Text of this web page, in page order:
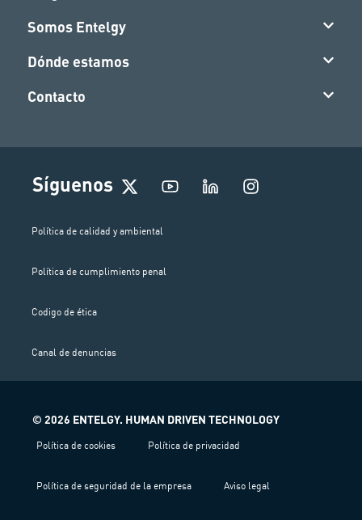
Somos Entelgy
Dónde estamos
Contacto
Síguenos
I
n
Política de calidad y ambiental
Política de cumplimiento penal
Codigo de ética
Canal de denuncias
© 2026 ENTELGY. HUMAN DRIVEN TECHNOLOGY
Política de cookies Política de privacidad
Política de seguridad de la empresa Aviso legal